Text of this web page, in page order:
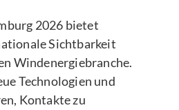
2026 bietet
Sichtbarkeit
Windenergiebranche.
Technologien und
Kontakte zu